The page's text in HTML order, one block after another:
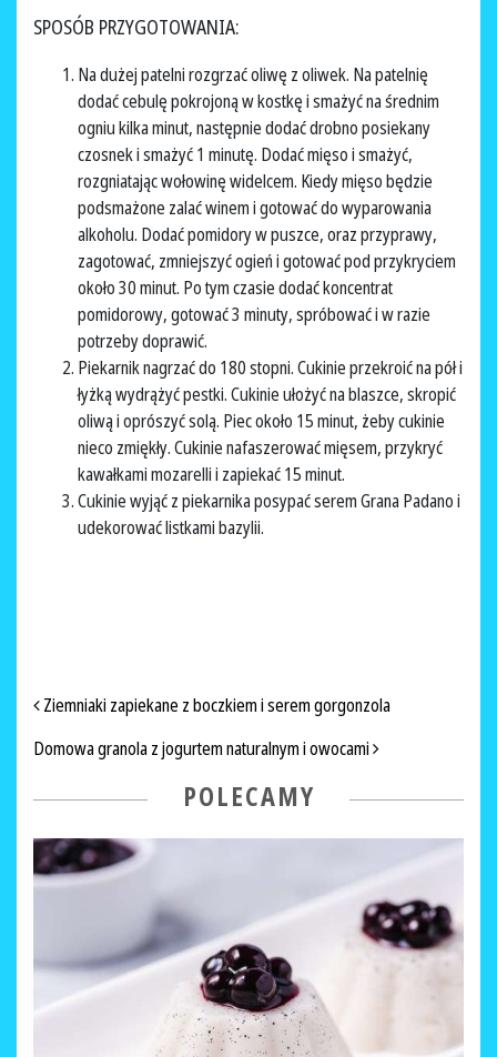
SPOSÓB PRZYGOTOWANIA:
Na dużej patelni rozgrzać oliwę z oliwek. Na patelnię
dodać cebulę pokrojoną w kostkę i smażyć na średnim
ogniu kilka minut, następnie dodać drobno posiekany
czosnek i smażyć 1 minutę. Dodać mięso i smażyć,
rozgniatając wołowinę widelcem. Kiedy mięso będzie
podsmażone zalać winem i gotować do wyparowania
alkoholu. Dodać pomidory w puszce, oraz przyprawy,
zagotować, zmniejszyć ogień i gotować pod przykryciem
około 30 minut. Po tym czasie dodać koncentrat
pomidorowy, gotować 3 minuty, spróbować i w razie
potrzeby doprawić.
Piekarnik nagrzać do 180 stopni. Cukinie przekroić na pół i
łyżką wydrążyć pestki. Cukinie ułożyć na blaszce, skropić
oliwą i oprószyć solą. Piec około 15 minut, żeby cukinie
nieco zmiękły. Cukinie nafaszerować mięsem, przykryć
kawałkami mozarelli i zapiekać 15 minut.
Cukinie wyjąć z piekarnika posypać serem Grana Padano i
udekorować listkami bazylii.
NAWIGACJA PO ARTYKUŁACH
Ziemniaki zapiekane z boczkiem i serem gorgonzola
Domowa granola z jogurtem naturalnym i owocami
POLECAMY